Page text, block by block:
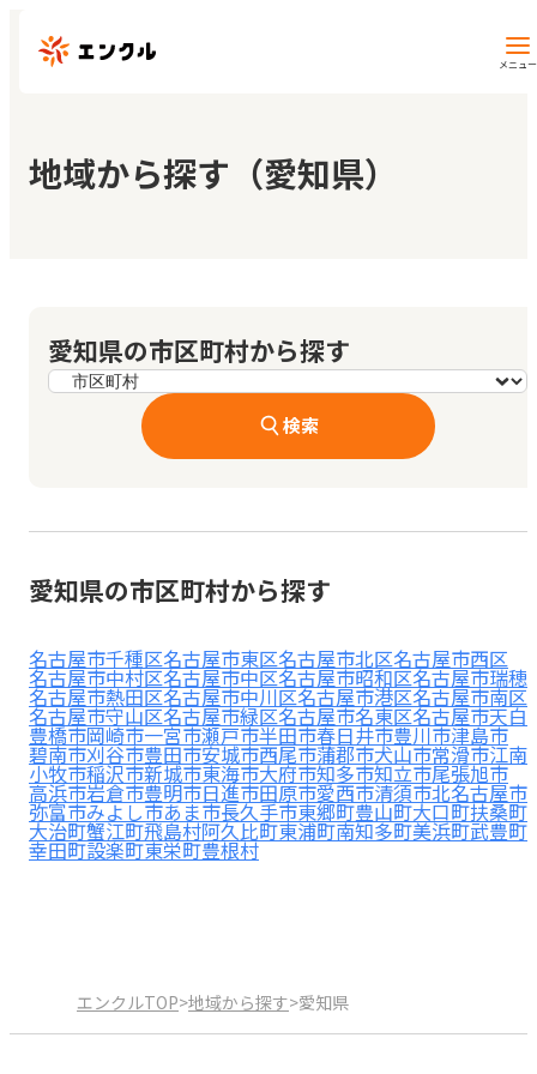
メニュー
保育園・幼稚園を探す
マイページ
閲覧履歴
見学日記
メッセージ
おすすめの園
エンクルの特徴と活用方法
コラム
お知らせ
地域から探す（愛知県）
愛知県の市区町村から探す
検索
愛知県の市区町村から探す
名古屋市千種区名古屋市東区名古屋市北区名古屋市西区
名古屋市中村区名古屋市中区名古屋市昭和区名古屋市瑞穂
名古屋市熱田区名古屋市中川区名古屋市港区名古屋市南区
名古屋市守山区名古屋市緑区名古屋市名東区名古屋市天白
豊橋市岡崎市一宮市瀬戸市半田市春日井市豊川市津島市
碧南市刈谷市豊田市安城市西尾市蒲郡市犬山市常滑市江南
小牧市稲沢市新城市東海市大府市知多市知立市尾張旭市
高浜市岩倉市豊明市日進市田原市愛西市清須市北名古屋市
弥富市みよし市あま市長久手市東郷町豊山町大口町扶桑町
大治町蟹江町飛島村阿久比町東浦町南知多町美浜町武豊町
幸田町設楽町東栄町豊根村
エンクルTOP>地域から探す>愛知県